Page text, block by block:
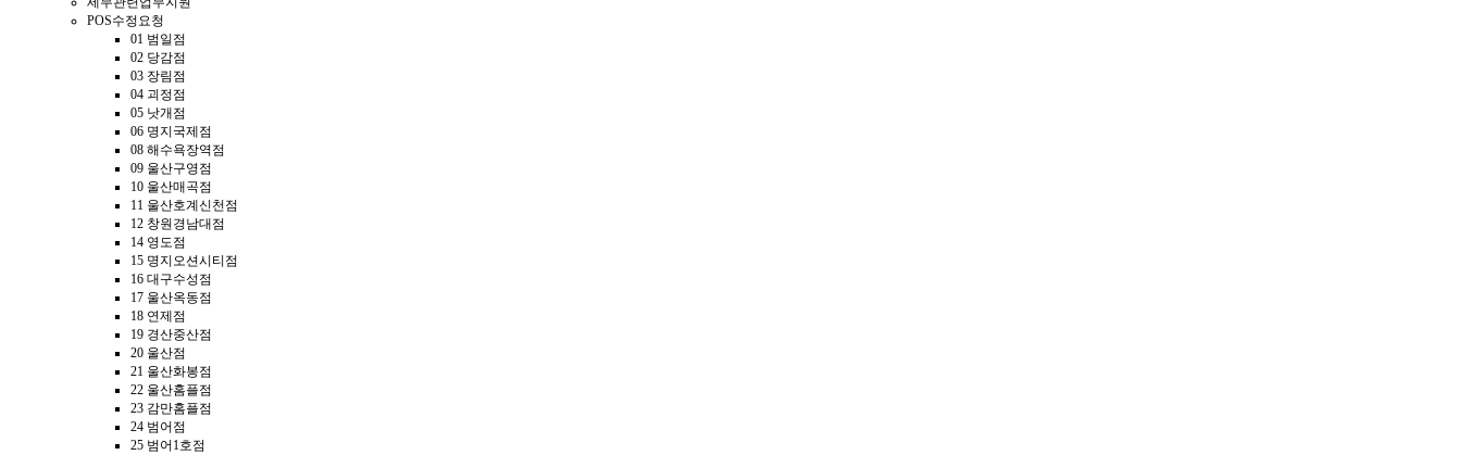
POS수정요청
01 범일점
02 당감점
03 장림점
04 괴정점
05 낫개점
06 명지국제점
08 해수욕장역점
09 울산구영점
10 울산매곡점
11 울산호계신천점
12 창원경남대점
14 영도점
15 명지오션시티점
16 대구수성점
17 울산옥동점
18 연제점
19 경산중산점
20 울산점
21 울산화봉점
22 울산홈플점
23 감만홈플점
24 범어점
25 범어1호점